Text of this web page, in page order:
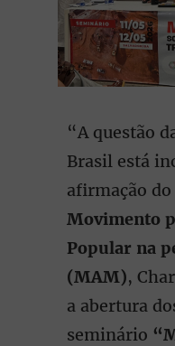
“A questão
Brasil está
afirmação
Movimento
Popular na
(MAM),
a abertura
seminário